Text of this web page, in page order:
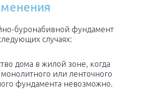
буронабивной фундамент
случаях:
дома в жилой зоне, когда
монолитного или ленточного
фундамента невозможно.